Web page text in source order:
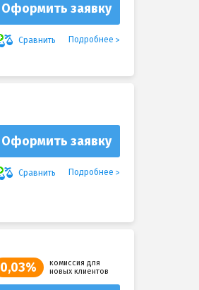
Оформить заявку
Сравнить Подробнее
Оформить заявку
Сравнить Подробнее
0,03%
комиссия для
новых клиентов